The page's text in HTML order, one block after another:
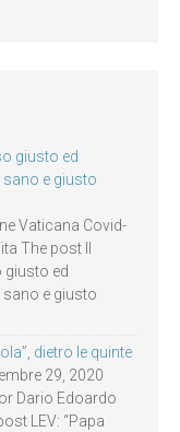
giusto ed
sano e giusto
Vaticana Covid-
The post Il
giusto ed
sano e giusto
dietro le quinte
29, 2020
Dario Edoardo
LEV: “Papa